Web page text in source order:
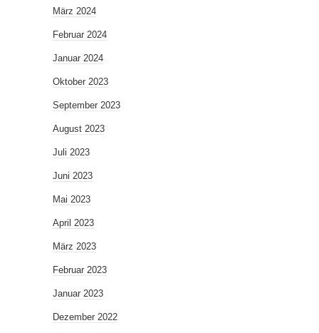
März 2024
Februar 2024
Januar 2024
Oktober 2023
September 2023
August 2023
Juli 2023
Juni 2023
Mai 2023
April 2023
März 2023
Februar 2023
Januar 2023
Dezember 2022